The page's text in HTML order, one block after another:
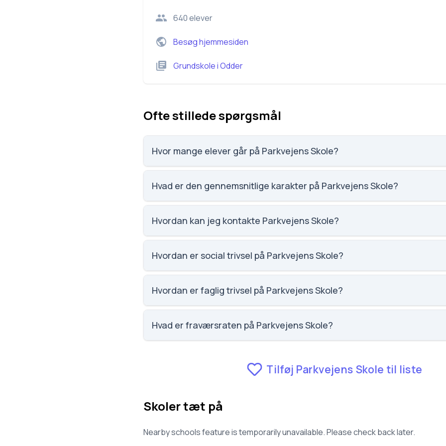
640elever
Besøg hjemmesiden
GrundskoleiOdder
Ofte stillede spørgsmål
Hvor mange elever går på Parkvejens Skole?
Parkvejens Skole har 640 elever, hvilket gør den til nummer 278 ud af 3143 skoler.
Hvad er den gennemsnitlige karakter på Parkvejens Skole?
Karaktergennemsnittet på Parkvejens Skole er 6.5, nummer 1237 ud af 3143
Hvordan kan jeg kontakte Parkvejens Skole?
Email: parkvejensskole@odder.dk. Telefon: 8780 3666. Adresse: Parkvejens
Odder. Skoleleder: Harry Lauritsen.
Hvordan er social trivsel på Parkvejens Skole?
Social trivsel på Parkvejens Skole er 3.9 ud af 5, nummer 842 ud af 3143 skoler.
elevernes egne besvarelser.
Hvordan er faglig trivsel på Parkvejens Skole?
Faglig trivsel på Parkvejens Skole er 3.5 ud af 5, nummer 1001 ud af 3143 skoler.
elevernes egne besvarelser.
Hvad er fraværsraten på Parkvejens Skole?
Tilføj Parkvejens Skole til liste
Skoler tæt på
Nearby schools feature is temporarily unavailable. Please check back later.